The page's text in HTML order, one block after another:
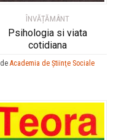
ÎNVĂȚĂMÂNT
Psihologia si viata
cotidiana
de Academia de Ştiinţe Sociale